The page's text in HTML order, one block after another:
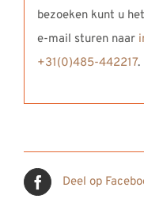
bezoeken kunt u het
e-mail sturen naar
+31(0)485-442217.
Deel op